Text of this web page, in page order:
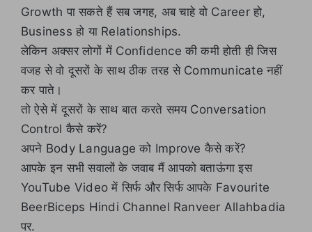
Growth पा सकते हैं सब जगह, अब चाहे वो Career हो,
Business हो या Relationships.
लेकिन अक्सर लोगों में Confidence की कमी होती ही जिस
वजह से वो दूसरों के साथ ठीक तरह से Communicate नहीं
कर पाते।
तो ऐसे में दूसरों के साथ बात करते समय Conversation
Control कैसे करें?
अपने Body Language को Improve कैसे करें?
आपके इन सभी सवालों के जवाब मैं आपको बताऊंगा इस
YouTube Video में सिर्फ और सिर्फ आपके Favourite
BeerBiceps Hindi Channel Ranveer Allahbadia
पर.